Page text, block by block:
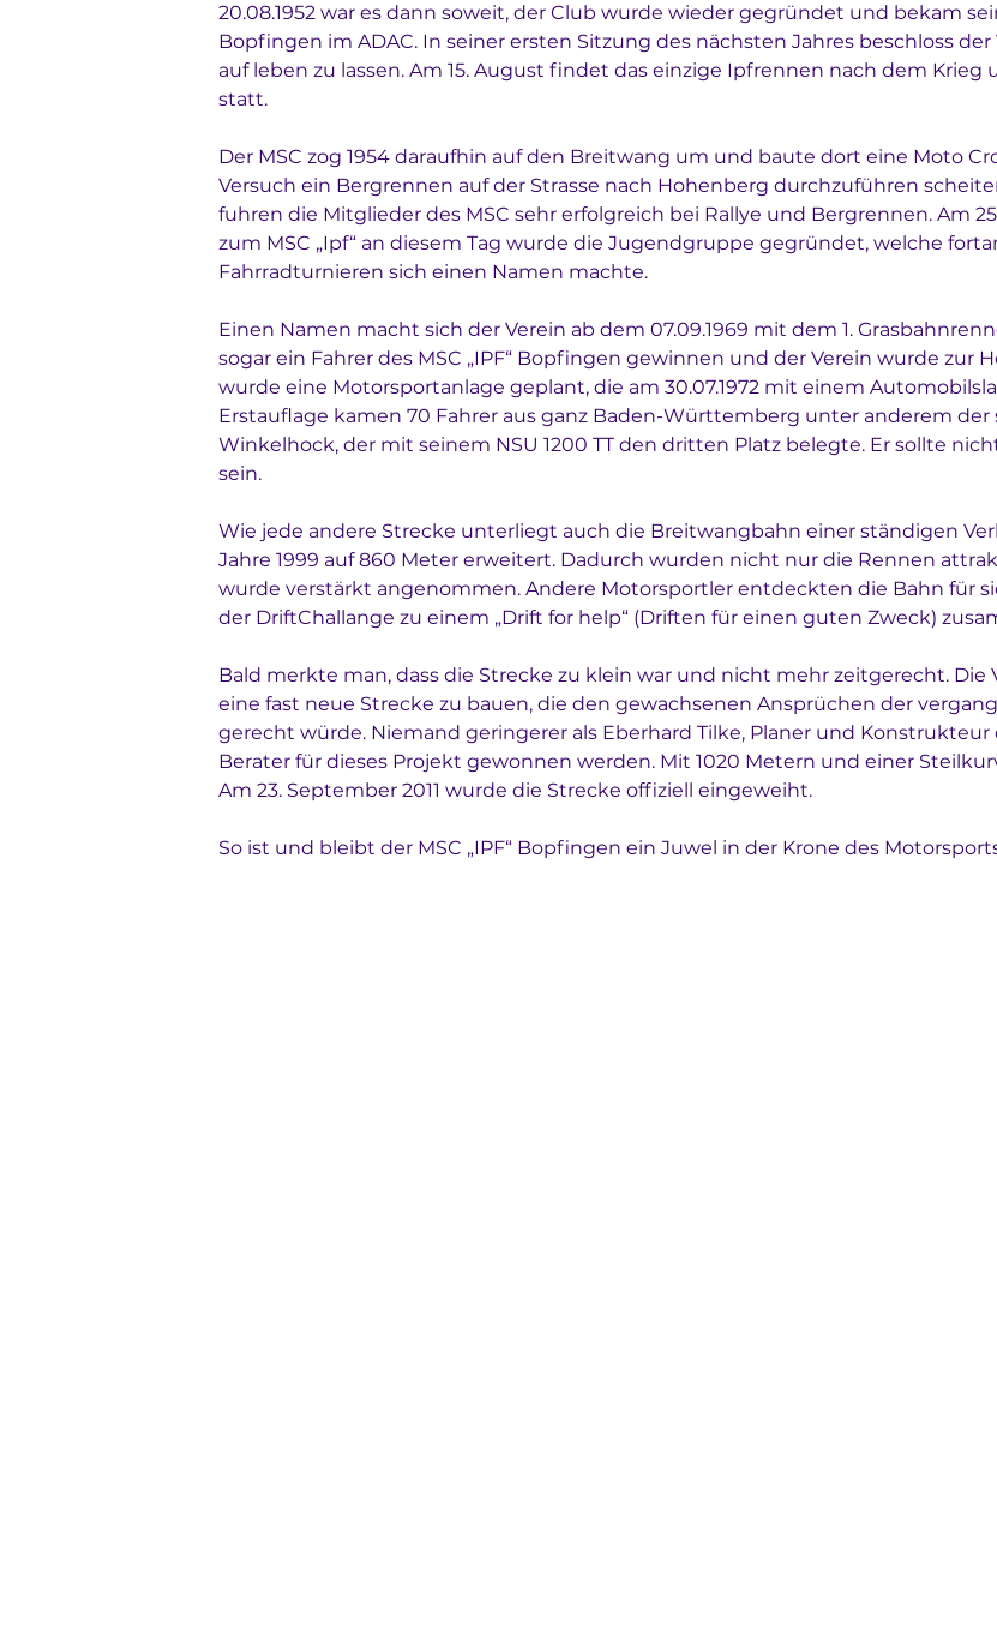
20.08.1952 war es dann soweit, der Club wurde wieder gegründet und bekam
Bopfingen im ADAC. In seiner ersten Sitzung des nächsten Jahres beschloss
auf leben zu lassen. Am 15. August findet das einzige Ipfrennen nach dem
statt.
Der MSC zog 1954 daraufhin auf den Breitwang um und baute dort eine Moto
Versuch ein Bergrennen auf der Strasse nach Hohenberg durchzuführen
fuhren die Mitglieder des MSC sehr erfolgreich bei Rallye und Bergrennen. Am
zum MSC „Ipf“ an diesem Tag wurde die Jugendgruppe gegründet, welche
Fahrradturnieren sich einen Namen machte.
Einen Namen macht sich der Verein ab dem 07.09.1969 mit dem 1.
sogar ein Fahrer des MSC „IPF“ Bopfingen gewinnen und der Verein wurde zur
wurde eine Motorsportanlage geplant, die am 30.07.1972 mit einem
Erstauflage kamen 70 Fahrer aus ganz Baden-Württemberg unter anderem der
Winkelhock, der mit seinem NSU 1200 TT den dritten Platz belegte. Er sollte
sein.
Wie jede andere Strecke unterliegt auch die Breitwangbahn einer ständigen
Jahre 1999 auf 860 Meter erweitert. Dadurch wurden nicht nur die Rennen
wurde verstärkt angenommen. Andere Motorsportler entdeckten die Bahn für
der DriftChallange zu einem „Drift for help“ (Driften für einen guten Zweck)
Bald merkte man, dass die Strecke zu klein war und nicht mehr zeitgerecht. Die
eine fast neue Strecke zu bauen, die den gewachsenen Ansprüchen der
gerecht würde. Niemand geringerer als Eberhard Tilke, Planer und Konstrukteur
Berater für dieses Projekt gewonnen werden. Mit 1020 Metern und einer
Am 23. September 2011 wurde die Strecke offiziell eingeweiht.
So ist und bleibt der MSC „IPF“ Bopfingen ein Juwel in der Krone des